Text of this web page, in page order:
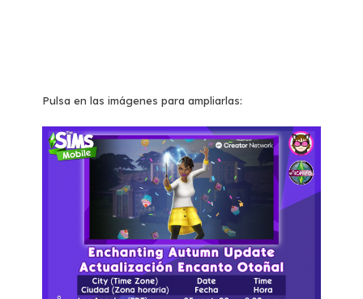
Pulsa en las imágenes para ampliarlas: